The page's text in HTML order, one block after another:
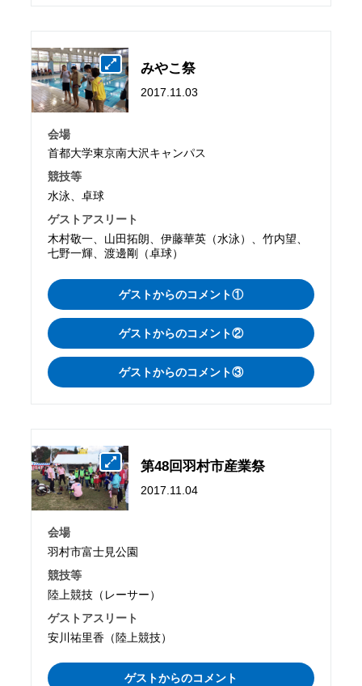
みやこ祭
2017.11.03
会場
首都大学東京南大沢キャンパス
競技等
水泳、卓球
ゲストアスリート
木村敬一、山田拓朗、伊藤華英（水泳）、竹内望、
七野一輝、渡邊剛（卓球）
ゲストからのコメント①
ゲストからのコメント②
ゲストからのコメント③
第48回羽村市産業祭
2017.11.04
会場
羽村市富士見公園
競技等
陸上競技（レーサー）
ゲストアスリート
安川祐里香（陸上競技）
ゲストからのコメント